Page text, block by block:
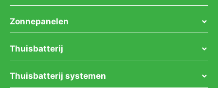
Zonnepanelen
Thuisbatterij
Thuisbatterij systemen